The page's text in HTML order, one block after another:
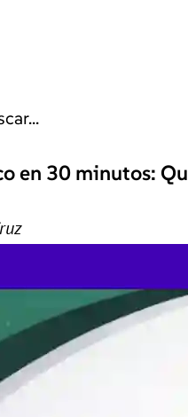
en 30 minutos: